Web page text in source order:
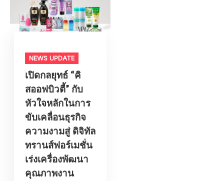
NEWS UPDATE
เปิดกลยุทธ์ “คิ
สออฟบิวตี้” กับ
หัวใจหลักในการ
ขับเคลื่อนธุรกิจ
ความงามสู่ ดิจิทัล
ทรานส์ฟอร์เมชั่น
เร่งเครื่องพัฒนา
คุณภาพงาน